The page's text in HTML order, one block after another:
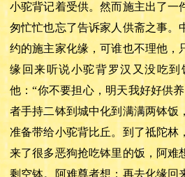
小驼背记着受供。然而施主出了一
匆忙忙也忘了告诉家人供斋之事。
约的施主家化缘，可谁也不理他，
缘回来听说小驼背罗汉又没吃
他：“你不要担心，明天我好好供
者手持二钵到城中化到满满两钵饭
准备带给小驼背比丘。到了祗陀林
来了很多恶狗抢吃钵里的饭，阿难
剩空钵。阿难尊者想：再去化缘回